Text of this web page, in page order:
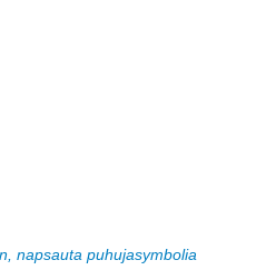
napsauta puhujasymbolia